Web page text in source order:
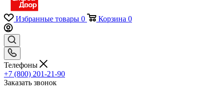
Избранные товары 0 Корзина 0
Телефоны
+7 (800) 201-21-90
Заказать звонок